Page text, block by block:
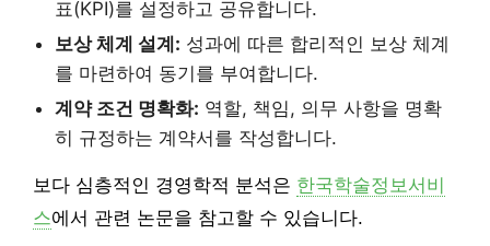
표(KPI)를 설정하고 공유합니다.
보상 체계 설계: 성과에 따른 합리적인 보상 체계
를 마련하여 동기를 부여합니다.
계약 조건 명확화: 역할, 책임, 의무 사항을 명확
히 규정하는 계약서를 작성합니다.
보다 심층적인 경영학적 분석은 한국학술정보서비
스에서 관련 논문을 참고할 수 있습니다.